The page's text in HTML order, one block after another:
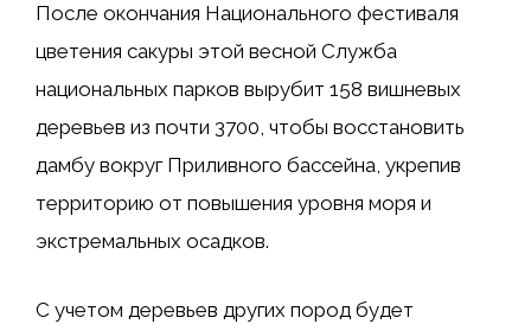
После окончания Национального фестиваля
цветения сакуры этой весной Служба
национальных парков вырубит 158 вишневых
деревьев из почти 3700, чтобы восстановить
дамбу вокруг Приливного бассейна, укрепив
территорию от повышения уровня моря и
экстремальных осадков.
С учетом деревьев других пород будет